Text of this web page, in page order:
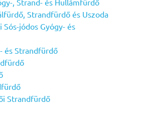
Strandfürdő és Uszoda
Sós-jódos Gyógy- és
és Strandfürdő
Strandfürdő